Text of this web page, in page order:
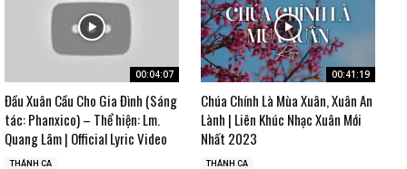
00:04:07
Đầu Xuân Cầu Cho Gia Đình (Sáng
tác: Phanxico) – Thể hiện: Lm.
Quang Lâm | Official Lyric Video
THÁNH CA
00:41:19
Chúa Chính Là Mùa Xuân, Xuân An
Lành | Liên Khúc Nhạc Xuân Mới
Nhất 2023
THÁNH CA